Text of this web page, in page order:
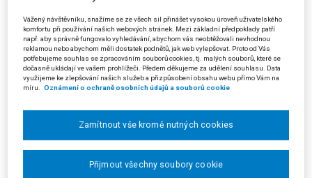
dle § 3 správního řádu a zásady individuálního posouzení věci dle § 2
odst. 4 téhož zákona, neboť správní orgán I. stupně nevzal v úvahu
skutečnost, že mu v zemi původu hrozí nucená sterilizace v souvislosti s
politikou jednoho dítěte (reálnost této hrozby doložil výzvou Kanceláře
pro plánování porodnosti obce Hanxian, okres Mingxi, ze dne 15. 9.
2003, k podstoupení sterilizačního zákroku, a to nejpozději do 25. 9.
čestnými prohlášeními několika čínských státních občanů žijících v
žalobce zvažoval pouze existenci překážek vycestování z území České
republiky, vůbec však nezohlednilo fakt, že výkon rozhodnutí o správním
Vážený návštěvníku, snažíme se ze všech sil přinášet vysokou úroveň uživatelského
komfortu při používání našich webových stránek. Mezi základní předpoklady patří
např. aby správně fungovalo vyhledávání, abychom vás neobtěžovali nevhodnou
reklamou nebo abychom měli dostatek podnětů, jak web vylepšovat. Proto od Vás
potřebujeme souhlas se zpracováním souborů cookies, tj. malých souborů, které se
dočasně ukládají ve vašem prohlížeči. Předem děkujeme za udělení souhlasu. Data
využijeme ke zlepšování našich služeb a přizpůsobení obsahu webu přímo Vám na
míru. Oznámení o ochraně osobních údajů a souborů cookie
Zamítnout vše kromě nutných cookies
Přijmout všechny soubory cookie